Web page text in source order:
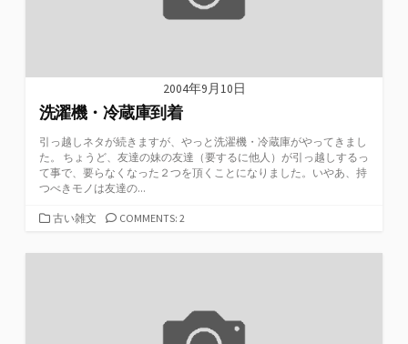
2004年9月10日
洗濯機・冷蔵庫到着
引っ越しネタが続きますが、やっと洗濯機・冷蔵庫がやってきまし
た。 ちょうど、友達の妹の友達（要するに他人）が引っ越しするっ
て事で、要らなくなった２つを頂くことになりました。いやあ、持
つべきモノは友達の...
カ
ゴ
古い雑文 COMMENTS: 2